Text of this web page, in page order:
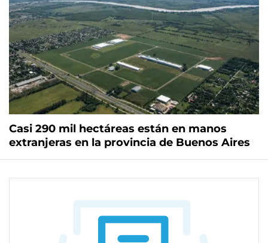
Casi 290 mil hectáreas están en manos
extranjeras en la provincia de Buenos Aires